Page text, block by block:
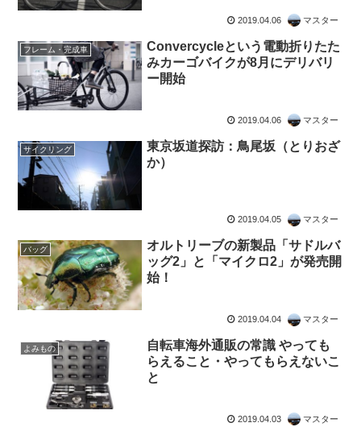
2019.04.06 マスター
フレーム・完成車
Convercycleという電動折りたた
みカーゴバイクが8月にデリバリ
ー開始
2019.04.06 マスター
サイクリング
東京坂道探訪：鳥尾坂（とりおざ
か）
2019.04.05 マスター
バッグ
オルトリーブの新製品「サドルバ
ッグ2」と「マイクロ2」が発売開
始！
2019.04.04 マスター
よみもの
自転車海外通販の常識 やっても
らえること・やってもらえないこ
と
2019.04.03 マスター